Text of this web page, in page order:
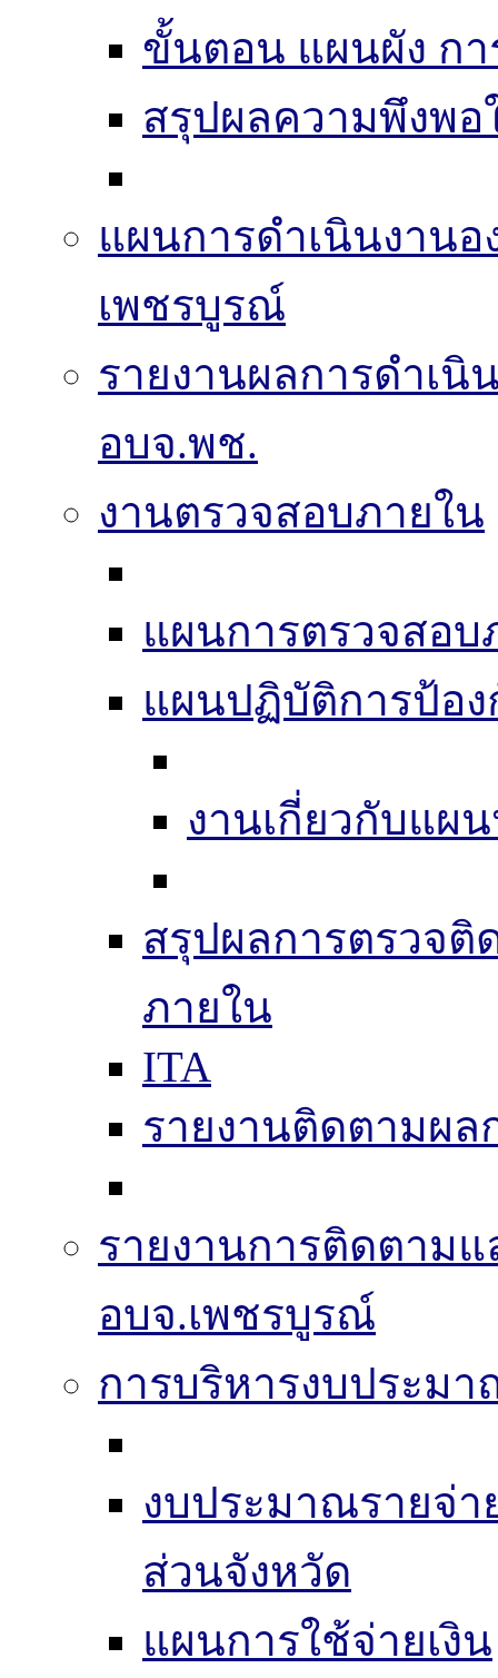
ขั้นตอน แผนผัง ก
สรุปผลความพึงพอ
แผนการดำเนินงาน
เพชรบูรณ์
รายงานผลการดำเ
อบจ.พช.
งานตรวจสอบภายใน
แผนการตรวจสอบ
แผนปฏิบัติการป้อ
งานเกี่ยวกับแผ
สรุปผลการตรวจติ
ภายใน
ITA
รายงานติดตามผ
รายงานการติดตาม
อบจ.เพชรบูรณ์
การบริหารงบประม
งบประมาณรายจ่า
ส่วนจังหวัด
แผนการใช้จ่ายเงิน